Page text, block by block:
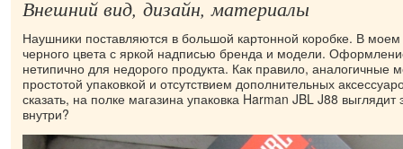
Внешний вид, дизайн, материалы
Наушники поставляются в большой картонной коробке. В
черного цвета с яркой надписью бренда и модели.
нетипично для недорого продукта. Как правило, аналогичные
простотой упаковкой и отсутствием дополнительных
сказать, на полке магазина упаковка Harman JBL J88
внутри?